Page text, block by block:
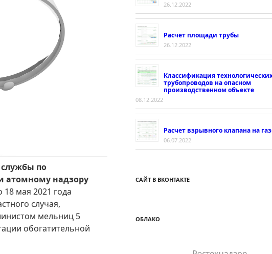
по
атомному надзору
18 мая 2021 года
случая,
мельниц 5
обогатительной
26.12.2022
Расчет площади трубы
26.12.2022
Классификация
трубопроводов на опасном
производственном объекте
08.12.2022
Расчет взрывного клапана на
06.07.2022
САЙТ В ВКОНТАКТЕ
ОБЛАКО